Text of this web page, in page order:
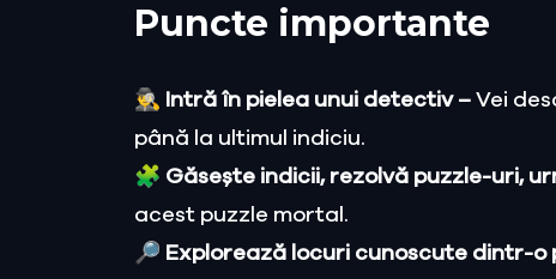
Puncte importante
🕵️‍♂️ Intră în pielea unui detectiv – Vei
până la ultimul indiciu.
🧩 Găsește indicii, rezolvă puzzle-uri,
acest puzzle mortal.
🔎 Explorează locuri cunoscute dintr-o